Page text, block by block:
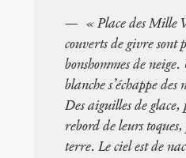
4.0) Sens-Public,
Accéder
version
« Place des Mille
couverts de givre sont
bonshommes de
blanche s’échappe des
Des aiguilles de glace,
rebord de leurs
terre. Le ciel est de